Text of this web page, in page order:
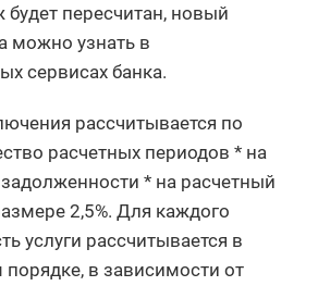
будет пересчитан, новый
можно узнать в
сервисах банка.
рассчитывается по
расчетных периодов * на
* на расчетный
2,5%. Для каждого
услуги рассчитывается в
в зависимости от